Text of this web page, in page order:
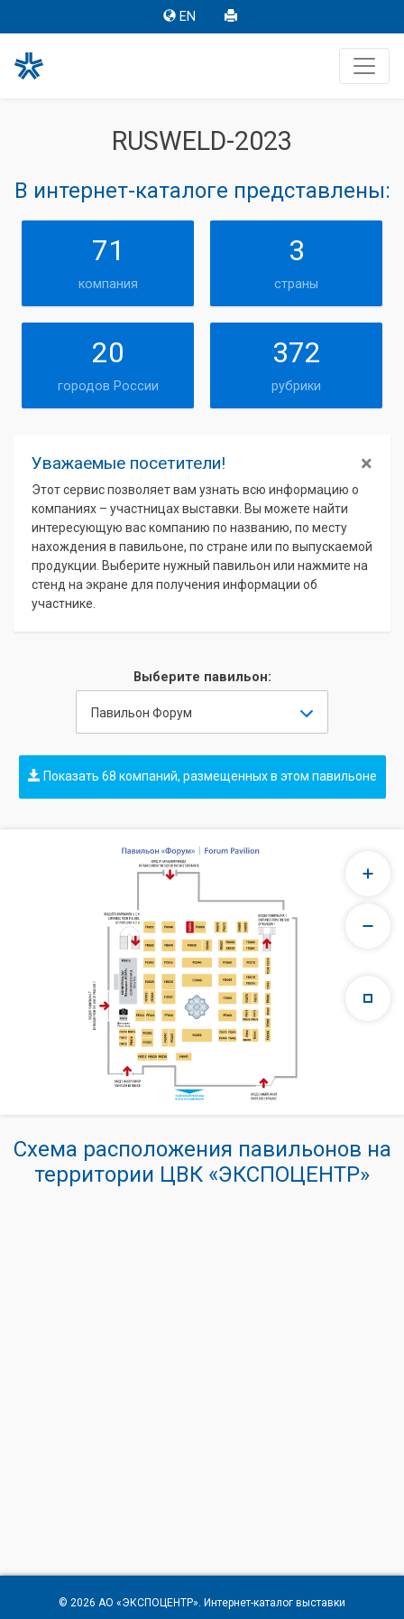
EN
RUSWELD-2023
В интернет-каталоге представлены:
71
компания
3
страны
20
городов России
372
рубрики
×
Уважаемые посетители!
Этот сервис позволяет вам узнать всю информацию о
компаниях – участницах выставки. Вы можете найти
интересующую вас компанию по названию, по месту
нахождения в павильоне, по стране или по выпускаемой
продукции. Выберите нужный павильон или нажмите на
стенд на экране для получения информации об
участнике.
Выберите павильон:
Павильон Форум
Показать 68 компаний, размещенных в этом павильоне
Схема расположения павильонов на
территории ЦВК «ЭКСПОЦЕНТР»
© 2026 АО «ЭКСПОЦЕНТР». Интернет-каталог выставки